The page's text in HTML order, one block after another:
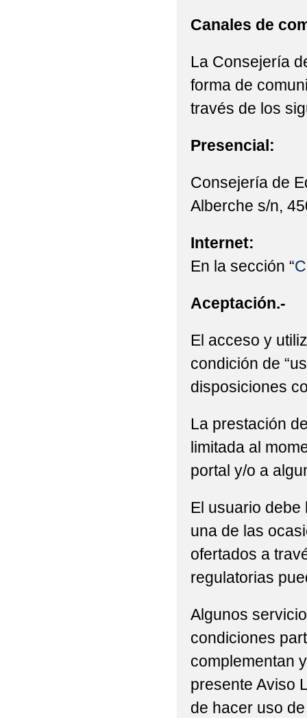
Canales de
La Consejería
forma de
través de los
Presencial:
Consejería de
Alberche s/n,
Internet:
En la sección “
Aceptación.-
El acceso y
condición de
disposiciones
La prestación
limitada al
portal y/o a
El usuario debe
una de las
ofertados a
regulatorias
Algunos
condiciones
complementan
presente Aviso
de hacer uso